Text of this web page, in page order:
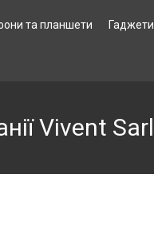
та планшети Гаджети
Vivent Sarl